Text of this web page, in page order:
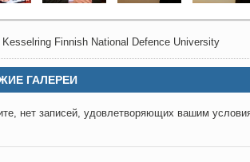
Kesselring Finnish National Defence University
ГАЛЕРЕИ
нет записей, удовлетворяющих вашим